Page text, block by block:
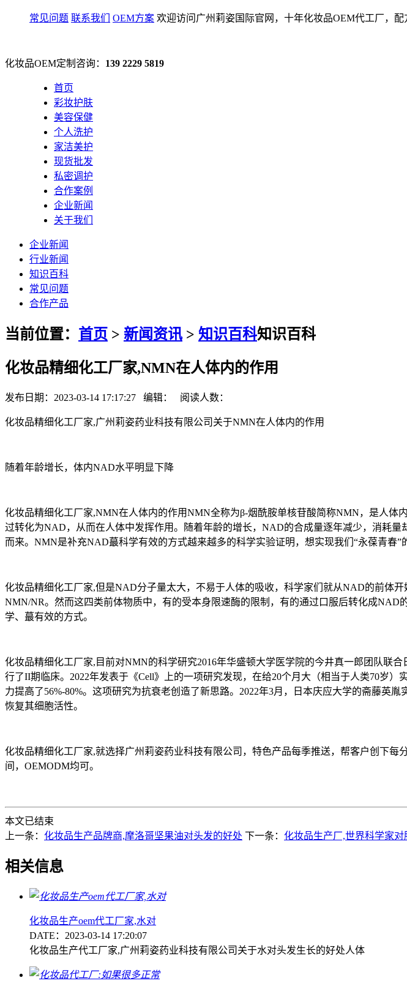
常见问题 联系我们 OEM方案 欢迎访问广州莉姿国际官网，十年化妆品OEM代工厂，配
化妆品OEM定制咨询： 139 2229 5819
首页
彩妆护肤
美容保健
个人洗护
家洁美护
现货批发
私密调护
合作案例
企业新闻
关于我们
企业新闻
行业新闻
知识百科
常见问题
合作产品
当前位置： 首页 > 新闻资讯> 知识百科知识百科
化妆品精细化工厂家,NMN在人体内的作用
发布日期：2023-03-14 17:17:27 编辑： 阅读人数：
化妆品精细化工厂家,广州莉姿药业科技有限公司关于NMN在人体内的作用
随着年龄增长，体内NAD水平明显下降
化妆品精细化工厂家,NMN在人体内的作用NMN全称为β-烟酰胺单核苷酸简称NMN，是人
过转化为NAD，从而在人体中发挥作用。随着年龄的增长，NAD的合成量逐年减少，消耗
而来。NMN是补充NAD蕞科学有效的方式越来越多的科学实验证明，想实现我们“永葆青春”
化妆品精细化工厂家,但是NAD分子量太大，不易于人体的吸收，科学家们就从NAD的前体
NMN/NR。然而这四类前体物质中，有的受本身限速酶的限制，有的通过口服后转化成
学、蕞有效的方式。
化妆品精细化工厂家,目前对NMN的科学研究2016年华盛顿大学医学院的今井真一郎团队联
行了II期临床。2022年发表于《Cell》上的一项研究发现，在给20个月大（相当于人类70岁
力提高了56%-80%。这项研究为抗衰老创造了新思路。2022年3月，日本庆应大学的斋藤英
恢复其细胞活性。
化妆品精细化工厂家,就选择广州莉姿药业科技有限公司，特色产品每季推送，帮客户创下
间，OEMODM均可。
本文已结束
上一条： 化妆品生产品牌商,摩洛哥坚果油对头发的好处 下一条： 化妆品生产厂,世界科学家对
相关信息
化妆品生产oem代工厂家,水对
DATE：2023-03-14 17:20:07
化妆品生产代工厂家,广州莉姿药业科技有限公司关于水对头发生长的好处人体